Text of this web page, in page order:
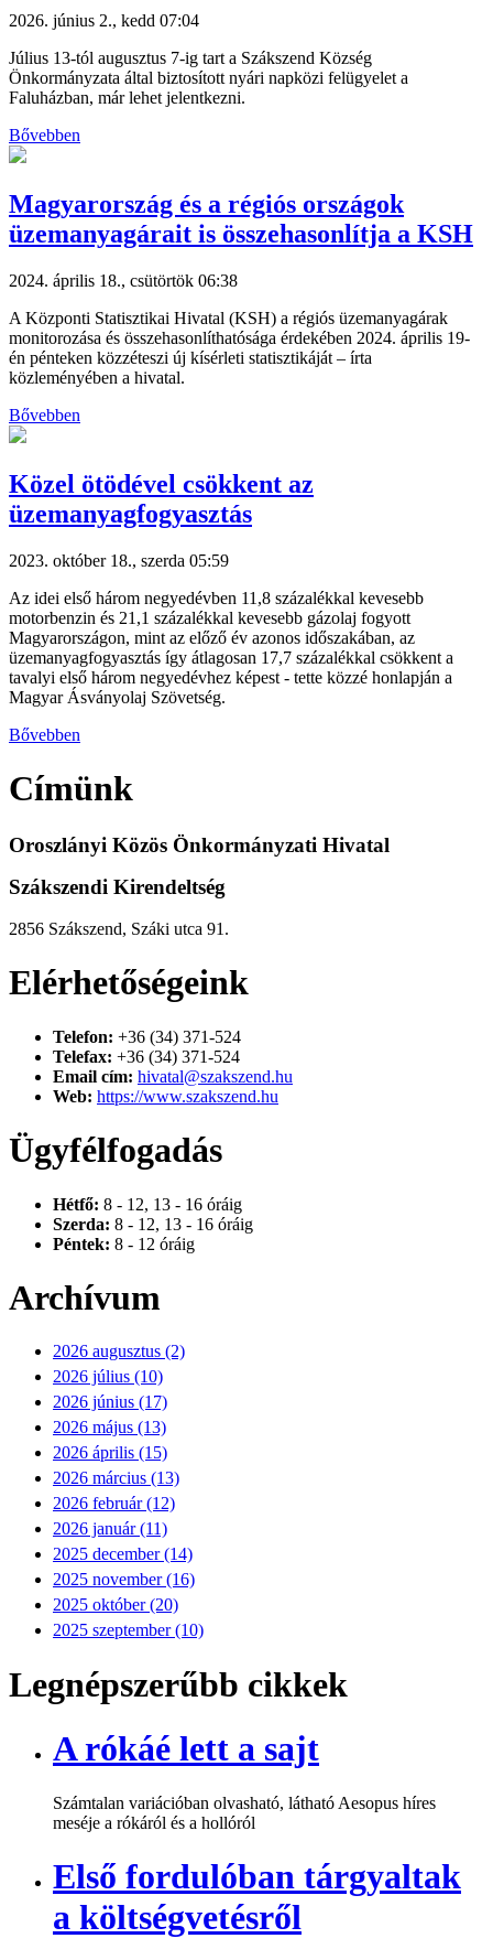
2026. június 2., kedd 07:04
Július 13-tól augusztus 7-ig tart a Szákszend Község
Önkormányzata által biztosított nyári napközi felügyelet a
Faluházban, már lehet jelentkezni.
Bővebben
Magyarország és a régiós országok
üzemanyagárait is összehasonlítja a KSH
2024. április 18., csütörtök 06:38
A Központi Statisztikai Hivatal (KSH) a régiós üzemanyagárak
monitorozása és összehasonlíthatósága érdekében 2024. április 19-
én pénteken közzéteszi új kísérleti statisztikáját – írta
közleményében a hivatal.
Bővebben
Közel ötödével csökkent az
üzemanyagfogyasztás
2023. október 18., szerda 05:59
Az idei első három negyedévben 11,8 százalékkal kevesebb
motorbenzin és 21,1 százalékkal kevesebb gázolaj fogyott
Magyarországon, mint az előző év azonos időszakában, az
üzemanyagfogyasztás így átlagosan 17,7 százalékkal csökkent a
tavalyi első három negyedévhez képest - tette közzé honlapján a
Magyar Ásványolaj Szövetség.
Bővebben
Címünk
Oroszlányi Közös Önkormányzati Hivatal
Szákszendi Kirendeltség
2856 Szákszend, Száki utca 91.
Elérhetőségeink
Telefon: +36 (34) 371-524
Telefax: +36 (34) 371-524
Email cím: hivatal@szakszend.hu
Web: https://www.szakszend.hu
Ügyfélfogadás
Hétfő: 8 - 12, 13 - 16 óráig
Szerda: 8 - 12, 13 - 16 óráig
Péntek: 8 - 12 óráig
Archívum
2026 augusztus (2)
2026 július (10)
2026 június (17)
2026 május (13)
2026 április (15)
2026 március (13)
2026 február (12)
2026 január (11)
2025 december (14)
2025 november (16)
2025 október (20)
2025 szeptember (10)
Legnépszerűbb cikkek
A rókáé lett a sajt
Számtalan variációban olvasható, látható Aesopus híres
meséje a rókáról és a hollóról
Első fordulóban tárgyaltak
a költségvetésről